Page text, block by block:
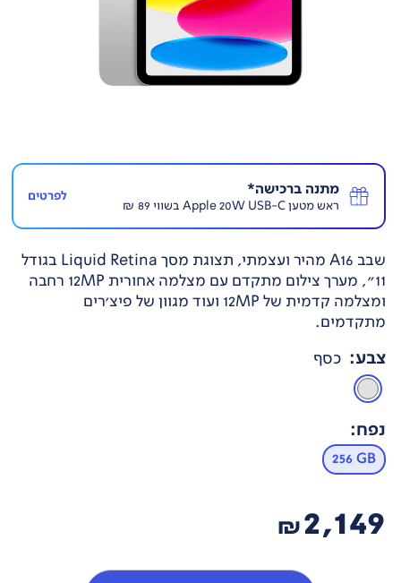
מתנה ברכישה*
ראש מטען Apple 20W USB-C בשווי 89 ₪
לפרטים
שבב A16 מהיר ועצמתי, תצוגת מסך Liquid Retina בגודל
11", מערך צילום מתקדם עם מצלמה אחורית 12MP רחבה
ומצלמה קדמית של 12MP ועוד מגוון של פיצ'רים
מתקדמים.
צבע: כסף
נפח:
256 GB
2,149
₪